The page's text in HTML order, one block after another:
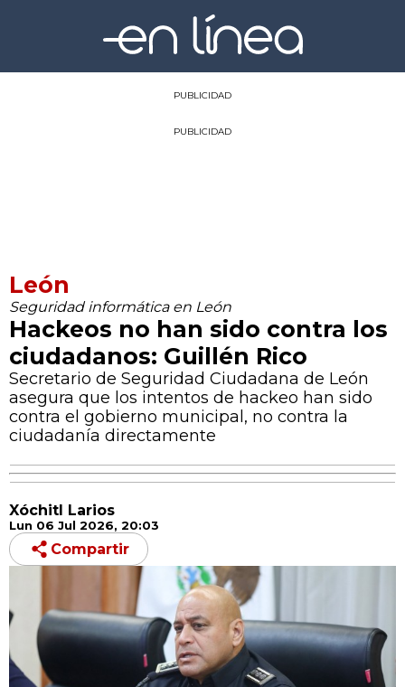
PUBLICIDAD
PUBLICIDAD
León
Seguridad informática en León
Hackeos no han sido contra los
ciudadanos: Guillén Rico
Secretario de Seguridad Ciudadana de León
asegura que los intentos de hackeo han sido
contra el gobierno municipal, no contra la
ciudadanía directamente
Xóchitl Larios
Lun 06 Jul 2026, 20:03
Compartir